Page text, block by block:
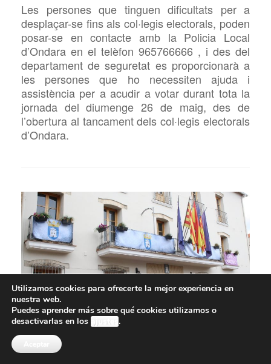
Les persones que tinguen dificultats per a
desplaçar-se fins als col·legis electorals, poden
posar-se en contacte amb la Policia Local
d’Ondara en el telèfon 965766666 , i des del
departament de seguretat es proporcionarà a
les persones que ho necessiten ajuda i
assistència per a acudir a votar durant tota la
jornada del diumenge 26 de maig, des de
l’obertura al tancament dels col·legis electorals
d’Ondara.
ONDARA CELEBRA PLE
EXTRAORDINARI EL DIMARTS 21 DE
Utilizamos cookies para ofrecerte la mejor experiencia en
nuestra web.
Puedes aprender más sobre qué cookies utilizamos o
desactivarlas en los ajustes.